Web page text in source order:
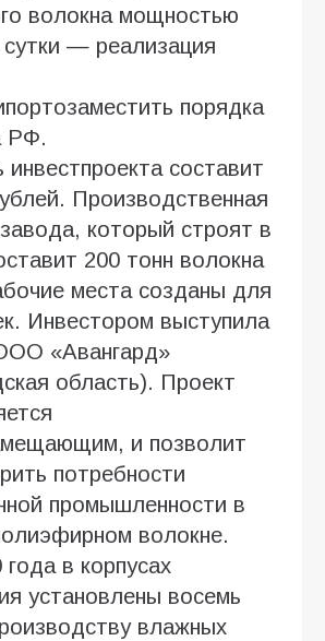
волокна мощностью
сутки — реализация
порядка
РФ.
составит
Производственная
который строят в
200 тонн волокна
места созданы для
Инвестором выступила
«Авангард»
область). Проект
и позволит
потребности
промышленности в
волокне.
в корпусах
установлены восемь
влажных